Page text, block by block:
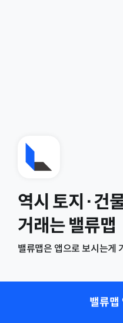
역시 토지·건
거래는 밸류맵
밸류맵은 앱으로 보시는게
밸류맵